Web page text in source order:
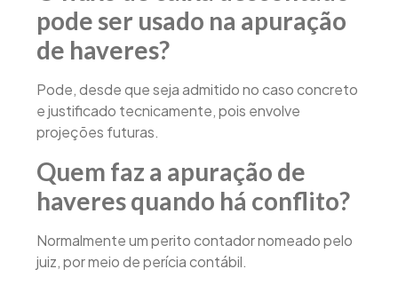
pode ser usado na apuração
de haveres?
Pode, desde que seja admitido no caso concreto
e justificado tecnicamente, pois envolve
projeções futuras.
Quem faz a apuração de
haveres quando há conflito?
Normalmente um perito contador nomeado pelo
juiz, por meio de perícia contábil.